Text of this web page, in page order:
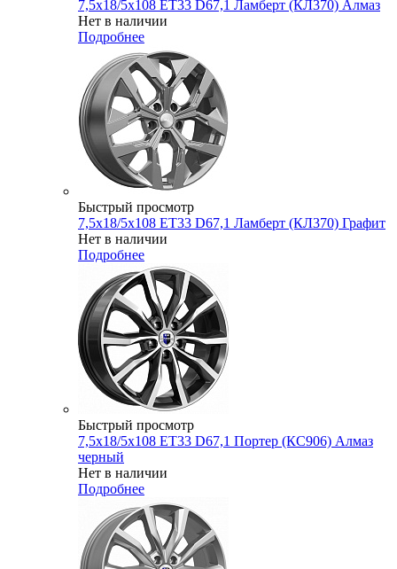
7,5x18/5x108 ET33 D67,1 Ламберт (КЛ370) Алмаз
Нет в наличии
Подробнее
Быстрый просмотр
7,5x18/5x108 ET33 D67,1 Ламберт (КЛ370) Графит
Нет в наличии
Подробнее
Быстрый просмотр
7,5x18/5x108 ET33 D67,1 Портер (КС906) Алмаз
черный
Нет в наличии
Подробнее